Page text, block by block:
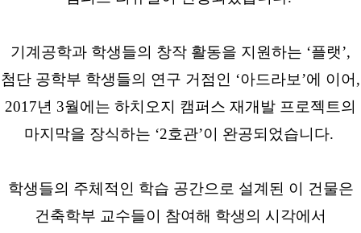
기계공학과 학생들의 창작 활동을 지원하는 ‘플랫’,
첨단 공학부 학생들의 연구 거점인 ‘아드라보’에 이어,
2017년 3월에는 하치오지 캠퍼스 재개발 프로젝트의
마지막을 장식하는 ‘2호관’이 완공되었습니다.
학생들의 주체적인 학습 공간으로 설계된 이 건물은
건축학부 교수들이 참여해 학생의 시각에서